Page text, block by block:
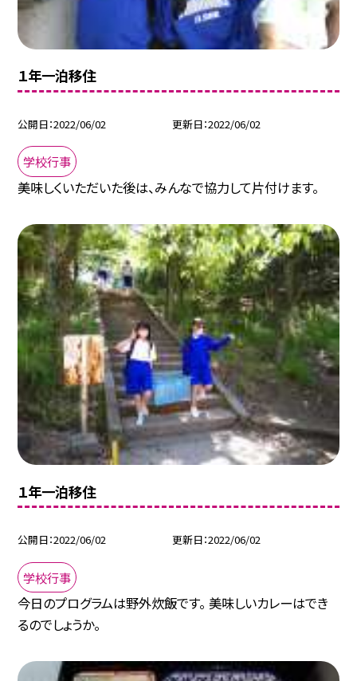
１年一泊移住
公開日 2022/06/02 更新日 2022/06/02
学校行事
美味しくいただいた後は、みんなで協力して片付けます。
１年一泊移住
公開日 2022/06/02 更新日 2022/06/02
学校行事
今日のプログラムは野外炊飯です。 美味しいカレーはでき
るのでしょうか。